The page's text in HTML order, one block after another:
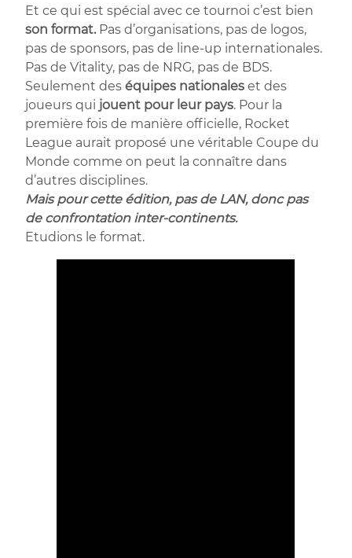
Et ce qui est spécial avec ce tournoi c’est bien
son format.Pas d’organisations, pas de logos,
pas de sponsors, pas de line-up internationales.
Pas de Vitality, pas de NRG, pas de BDS.
Seulement deséquipes nationales et des
joueurs qui jouent pour leur pays. Pour la
première fois de manière officielle, Rocket
League aurait proposé une véritable Coupe du
Monde comme on peut la connaître dans
d’autres disciplines.
Mais pour cette édition, pas de LAN, donc pas
de confrontation inter-continents.
Etudions le format.